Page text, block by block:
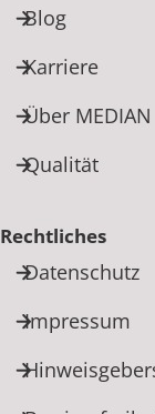
Blog
Karriere
Über MEDIAN
Qualität
Rechtliches
Datenschutz
Impressum